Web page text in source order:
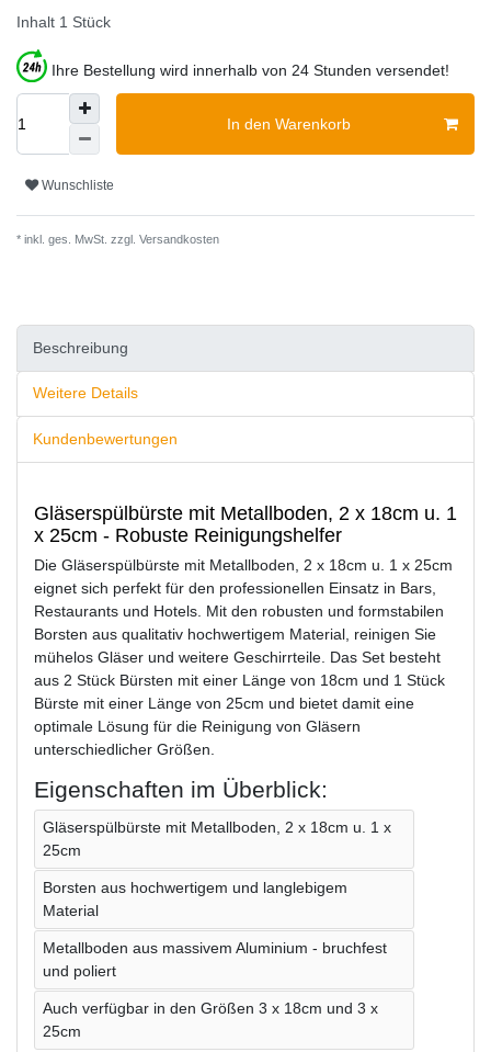
Inhalt 1 Stück
Ihre Bestellung wird innerhalb von 24 Stunden versendet!
In den Warenkorb
Wunschliste
* inkl. ges. MwSt. zzgl. Versandkosten
Beschreibung
Weitere Details
Kundenbewertungen
Gläserspülbürste mit Metallboden, 2 x 18cm u. 1
x 25cm - Robuste Reinigungshelfer
Die Gläserspülbürste mit Metallboden, 2 x 18cm u. 1 x 25cm
eignet sich perfekt für den professionellen Einsatz in Bars,
Restaurants und Hotels. Mit den robusten und formstabilen
Borsten aus qualitativ hochwertigem Material, reinigen Sie
mühelos Gläser und weitere Geschirrteile. Das Set besteht
aus 2 Stück Bürsten mit einer Länge von 18cm und 1 Stück
Bürste mit einer Länge von 25cm und bietet damit eine
optimale Lösung für die Reinigung von Gläsern
unterschiedlicher Größen.
Eigenschaften im Überblick:
Gläserspülbürste mit Metallboden, 2 x 18cm u. 1 x
25cm
Borsten aus hochwertigem und langlebigem
Material
Metallboden aus massivem Aluminium - bruchfest
und poliert
Auch verfügbar in den Größen 3 x 18cm und 3 x
25cm